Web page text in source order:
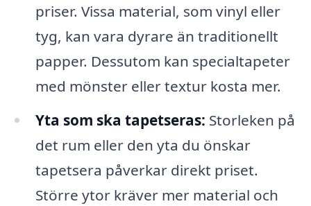
priser. Vissa material, som vinyl eller
tyg, kan vara dyrare än traditionellt
papper. Dessutom kan specialtapeter
med mönster eller textur kosta mer.
Yta som ska tapetseras: Storleken på
det rum eller den yta du önskar
tapetsera påverkar direkt priset.
Större ytor kräver mer material och